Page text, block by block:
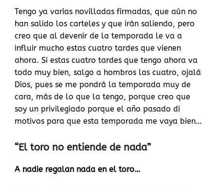
Tengo ya varias novilladas firmadas, que aún no
han salido los carteles y que irán saliendo, pero
creo que al devenir de la temporada le va a
influir mucho estas cuatro tardes que vienen
ahora. Si estas cuatro tardes que tengo ahora va
todo muy bien, salgo a hombros las cuatro, ojalá
Dios, pues se me pondrá la temporada muy de
cara, más de lo que la tengo, porque creo que
soy un privilegiado porque el año pasado di
motivos para que esta temporada me vaya bien…
“El toro no entiende de nada”
A nadie regalan nada en el toro…